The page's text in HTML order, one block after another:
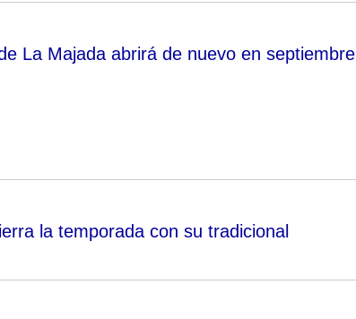
La Majada abrirá de nuevo en septiembre
la temporada con su tradicional